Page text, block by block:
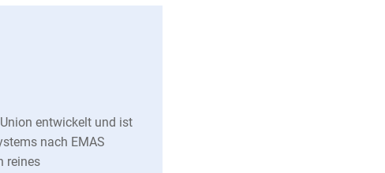
entwickelt und ist
nach EMAS
reines